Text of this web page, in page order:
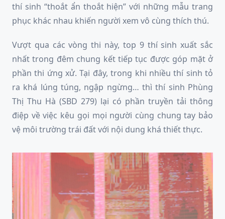
thí sinh “thoắt ẩn thoắt hiện” với những mẫu trang
phục khác nhau khiến người xem vô cùng thích thú.
Vượt qua các vòng thi này, top 9 thí sinh xuất sắc
nhất trong đêm chung kết tiếp tục được góp mặt ở
phần thi ứng xử. Tại đây, trong khi nhiều thí sinh tỏ
ra khá lúng túng, ngập ngừng… thì thí sinh Phùng
Thị Thu Hà (SBD 279) lại có phần truyền tải thông
điệp về việc kêu gọi mọi người cùng chung tay bảo
vệ môi trường trái đất với nội dung khá thiết thực.